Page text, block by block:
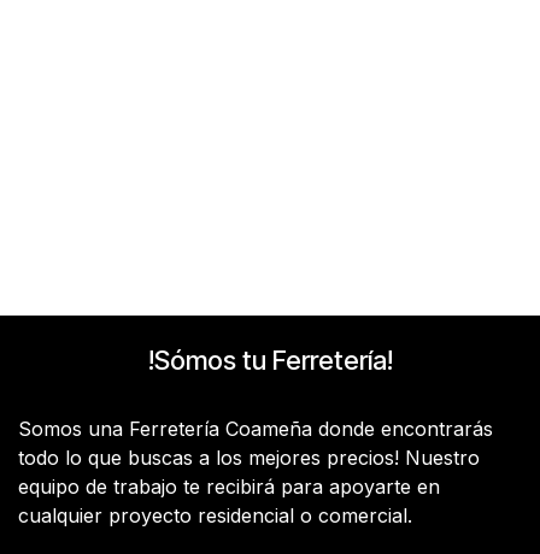
!Sómos tu Ferretería!
Somos una Ferretería Coameña donde encontrarás
todo lo que buscas a los mejores precios! Nuestro
equipo de trabajo te recibirá para apoyarte en
cualquier proyecto residencial o comercial.